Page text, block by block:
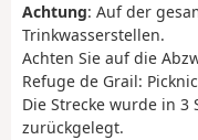
Achtung: Auf der
Trinkwasserstellen.
Achten Sie auf die
Refuge de Grail:
Die Strecke wurde in
zurückgelegt.